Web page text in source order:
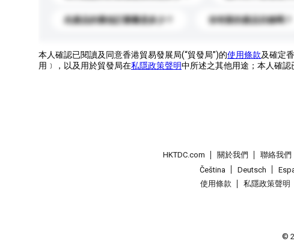
此產品的最低訂購量是多少？ 你有新的產品目錄嗎？
本人確認已閱讀及同意香港貿易發展局(“貿發局”)的使用條款及確定
用﹞，以及用於貿發局在私隱政策聲明中所述之其他用途；本人確認
HKTDC.com 關於我們 聯絡我們
Čeština
Deutsch
使用條款
私隱政策聲明
©